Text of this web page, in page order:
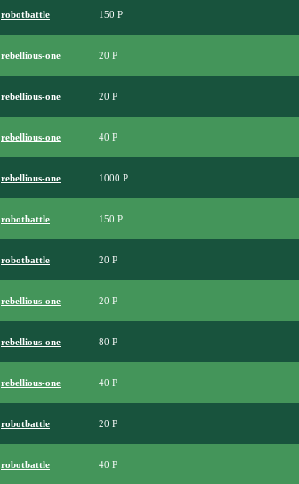
robotbattle 150
rebellious-one 20
rebellious-one 20
rebellious-one 40
rebellious-one 1000
robotbattle 150
robotbattle 20
rebellious-one 20
rebellious-one 80
rebellious-one 40
robotbattle 20
robotbattle 40